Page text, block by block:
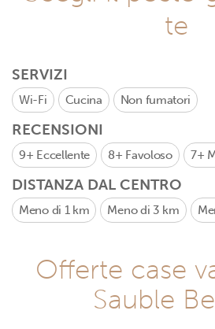
te
SERVIZI
Wi-Fi Cucina Non fumatori
RECENSIONI
9+ Eccellente 8+ Favoloso 7+
DISTANZA DAL CENTRO
Meno di 1 km Meno di 3 km
Offerte case
Sauble